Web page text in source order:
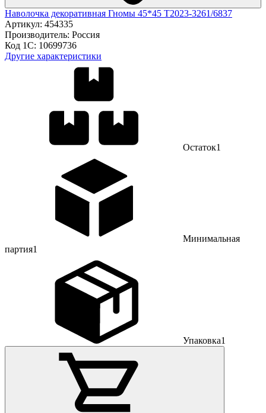
Наволочка декоративная Гномы 45*45 Т2023-3261/6837
Артикул: 454335
Производитель: Россия
Код 1С: 10699736
Другие характеристики
Остаток1
Минимальная
партия1
Упаковка1